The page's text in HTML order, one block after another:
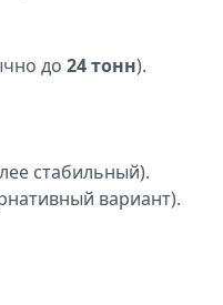
до 24 тонн).
стабильный).
вариант).